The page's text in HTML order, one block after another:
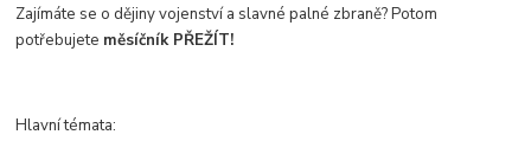
Zajímáte se o dějiny vojenství a slavné palné zbraně? Potom
potřebujete měsíčník PŘEŽÍT!
Hlavní témata: